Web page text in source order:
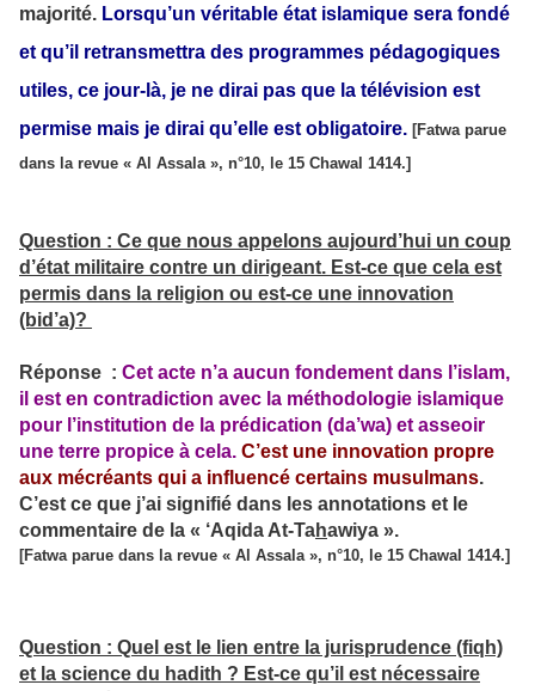
majorité. Lorsqu’un véritable état islamique sera fondé
et qu’il retransmettra des programmes pédagogiques
utiles, ce jour-là, je ne dirai pas que la télévision est
permise mais je dirai qu’elle est obligatoire. [Fatwa parue
dans la revue « Al Assala », n°10, le 15 Chawal 1414.]
Question : Ce que nous appelons aujourd’hui un coup
d’état militaire contre un dirigeant. Est-ce que cela est
permis dans la religion ou est-ce une innovation
(bid’a)?
Réponse : Cet acte n’a aucun fondement dans l’islam,
il est en contradiction avec la méthodologie islamique
pour l’institution de la prédication (da’wa) et asseoir
une terre propice à cela. C’est une innovation propre
aux mécréants qui a influencé certains musulmans.
C’est ce que j’ai signifié dans les annotations et le
commentaire de la « ‘Aqida At-Tahawiya ».
[Fatwa parue dans la revue « Al Assala », n°10, le 15 Chawal 1414.]
Question : Quel est le lien entre la jurisprudence (fiqh)
et la science du hadith ? Est-ce qu’il est nécessaire